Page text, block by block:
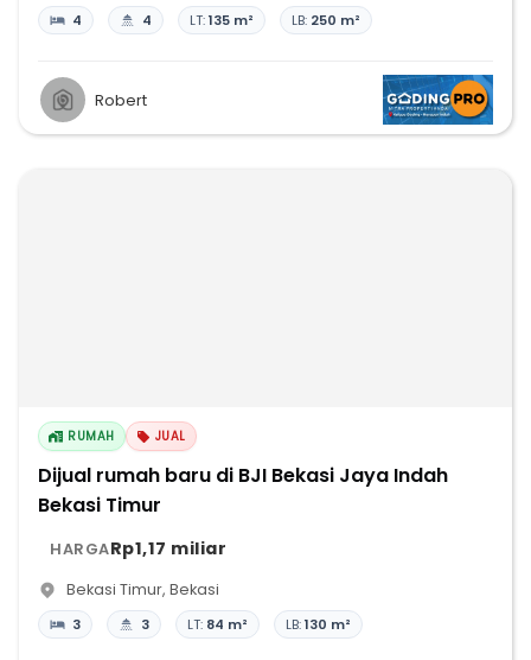
4 4 LT:135 m² LB: 250 m²
Robert
RUMAH JUAL
Dijual rumah baru di BJI Bekasi Jaya Indah
Bekasi Timur
HARGARp1,17 miliar
Bekasi Timur, Bekasi
3 3 LT: 84 m² LB:130 m²